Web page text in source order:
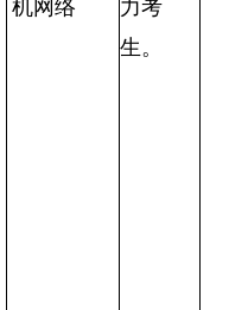
机网络
力考
生。